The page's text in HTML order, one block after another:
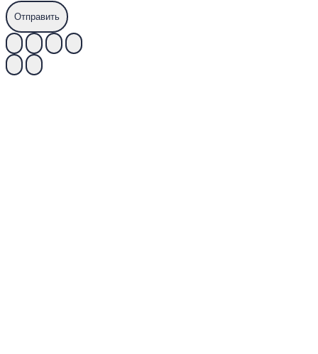
Отправить